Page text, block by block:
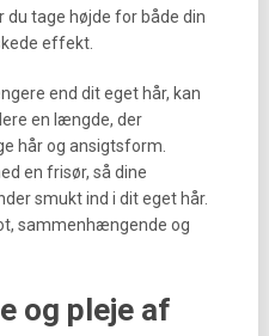
tage højde for både din
effekt.
end dit eget hår, kan
en længde, der
hår og ansigtsform.
en frisør, så dine
smukt ind i dit eget hår.
sammenhængende og
og pleje af